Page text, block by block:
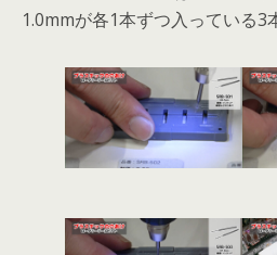
1.0mmが各1本ずつ入っている3